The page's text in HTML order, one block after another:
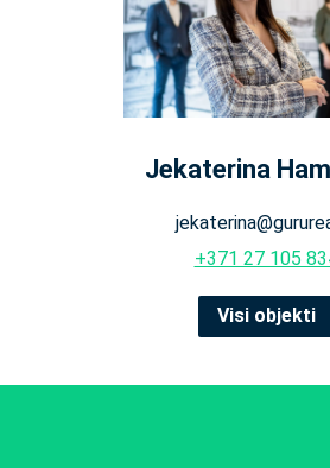
Jekaterina
+371 27 105
Visi objekti